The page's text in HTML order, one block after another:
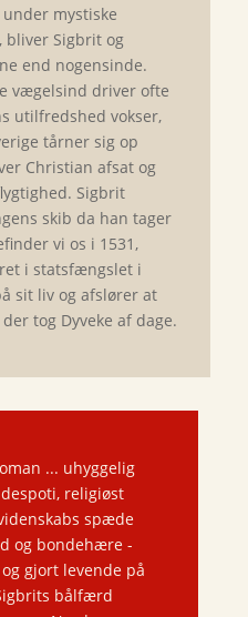
mystiske
bliver Sigbrit og
end nogensinde.
vægelsind driver ofte
utilfredshed vokser,
tårner sig op
Christian afsat og
Sigbrit
skib da han tager
vi os i 1531,
i statsfængslet i
sit liv og afslører at
tog Dyveke af dage.
... uhyggelig
religiøst
spæde
og bondehære -
gjort levende på
bålfærd